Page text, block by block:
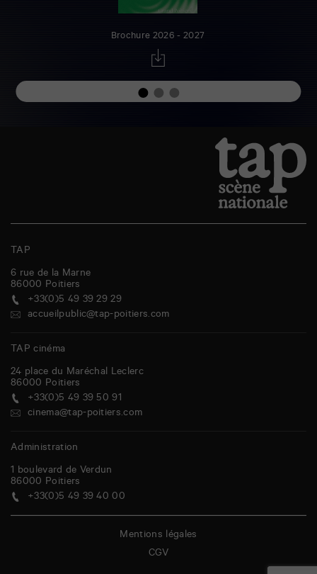
Brochure 2026 - 2027
TAP
6 rue de la Marne
86000 Poitiers
+33(0)5 49 39 29 29
accueilpublic@tap-poitiers.com
TAP cinéma
24 place du Maréchal Leclerc
86000 Poitiers
+33(0)5 49 39 50 91
cinema@tap-poitiers.com
Administration
1 boulevard de Verdun
86000 Poitiers
+33(0)5 49 39 40 00
Mentions légales
CGV